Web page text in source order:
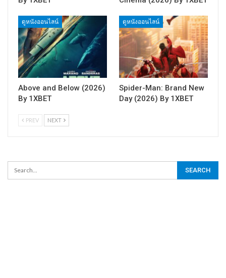
ดูหนังออนไลน์
Above and Below (2026)
By 1XBET
ดูหนังออนไลน์
Spider-Man: Brand New
Day (2026) By 1XBET
PREV NEXT